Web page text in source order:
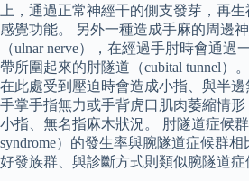
上，通過正常神經干的側支發芽，再
感覺功能。 另外一種造成手麻的周邊
（ulnar nerve），在經過手肘時會通過
帶所圍起來的肘隧道（cubital tunnel）
在此處受到壓迫時會造成小指、與半
手掌手指無力或手背虎口肌肉萎縮情
小指、無名指麻木狀況。 肘隧道症候群
syndrome）的發生率與腕隧道症候群相
好發族群、與診斷方式則類似腕隧道症